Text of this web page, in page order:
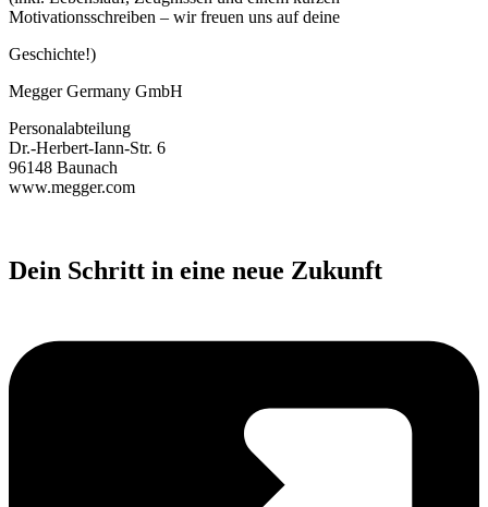
Motivationsschreiben – wir freuen uns auf deine
Geschichte!)
Megger Germany GmbH
Personalabteilung
Dr.-Herbert-Iann-Str. 6
96148 Baunach
www.megger.com
Dein Schritt in eine neue Zukunft